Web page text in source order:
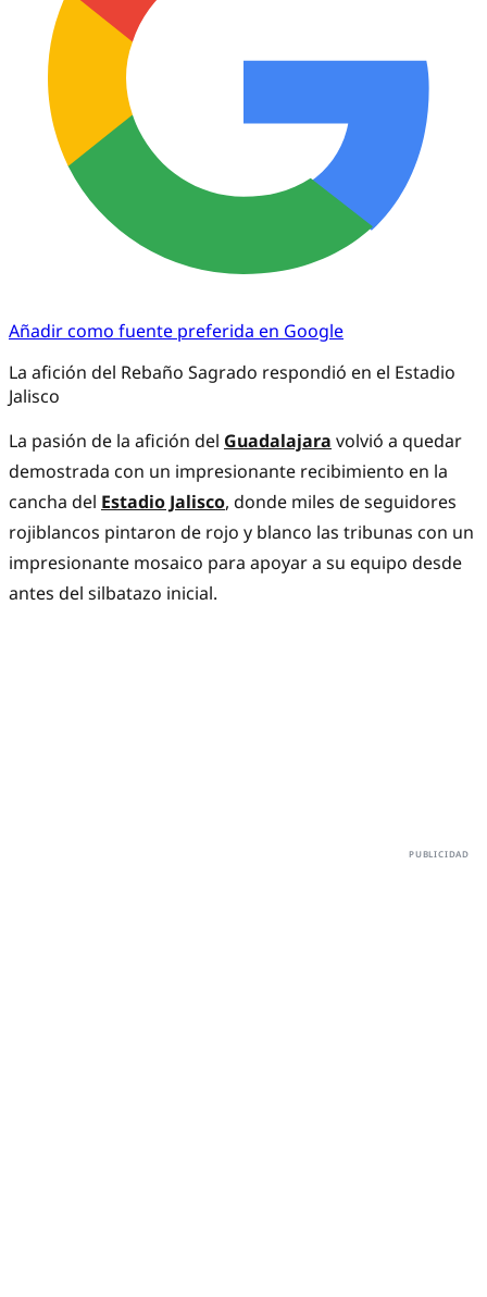
Añadir como fuente preferida en Google
La afición del Rebaño Sagrado respondió en el Estadio
Jalisco
La pasión de la afición del Guadalajara volvió a quedar
demostrada con un impresionante recibimiento en la
cancha del Estadio Jalisco, donde miles de seguidores
rojiblancos pintaron de rojo y blanco las tribunas con un
impresionante mosaico para apoyar a su equipo desde
antes del silbatazo inicial.